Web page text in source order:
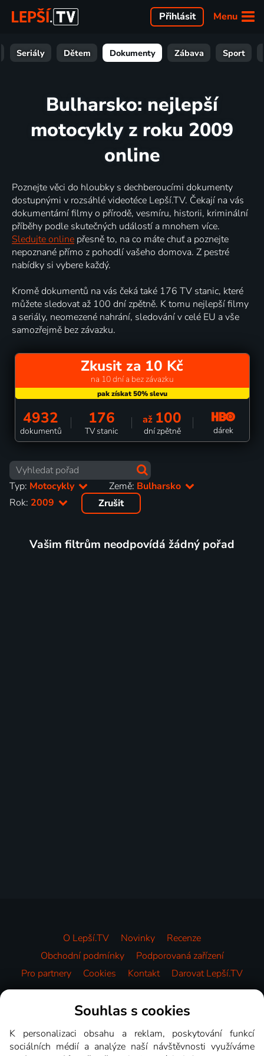
Menu
Přihlásit
Seriály Dětem Dokumenty Zábava Sport
Bulharsko: nejlepší
motocykly z roku 2009
online
Poznejte věci do hloubky s dechberoucími dokumenty
dostupnými v rozsáhlé videotéce Lepší.TV. Čekají na vás
dokumentární filmy o přírodě, vesmíru, historii, kriminální
příběhy podle skutečných událostí a mnohem více.
Sledujte online přesně to, na co máte chuť a poznejte
nepoznané přímo z pohodlí vašeho domova. Z pestré
nabídky si vybere každý.
Kromě dokumentů na vás čeká také 176 TV stanic, které
můžete sledovat až 100 dní zpětně. K tomu nejlepší filmy
a seriály, neomezené nahrání, sledování v celé EU a vše
samozřejmě bez závazku.
Zkusit za 10 Kč
na 10 dní a bez závazku
4932
dokumentů
176
TV stanic
až 100
dní zpětně dárek
Typ: Motocykly Země: Bulharsko
Rok: 2009 Zrušit
Vašim filtrům neodpovídá žádný pořad
O Lepší.TV Novinky
Recenze
Obchodní podmínky
Podporovaná zařízení
Pro partnery
Cookies Kontakt Darovat Lepší.TV
Videotéka
Souhlas s cookies
K personalizaci obsahu a reklam, poskytování funkcí
sociálních médií a analýze naší návštěvnosti využíváme